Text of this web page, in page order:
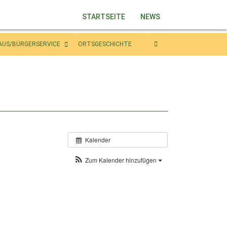
STARTSEITE NEWS
BÜRGERSERVICE ORTSGESCHICHTE
Kalender
Zum Kalender hinzufügen